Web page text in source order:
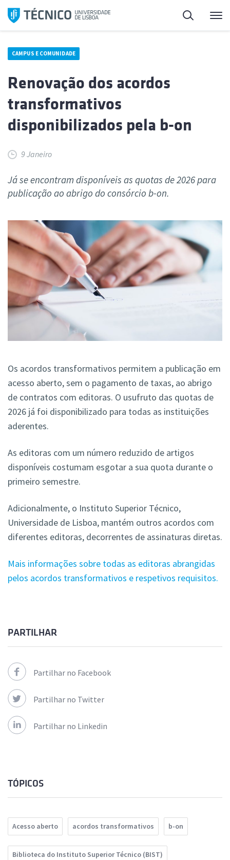
Saltar
para
Pesquisa
CAMPUS E COMUNIDADE
Renovação dos acordos
transformativos
disponibilizados pela b-on
9 Janeiro
Já se encontram disponíveis as quotas de 2026 para
publicação ao abrigo do consórcio b-on.
Os acordos transformativos permitem a publicação em
acesso aberto, sem o pagamento de taxas, ao abrigo
de contratos com editoras. O usufruto das quotas de
2026 já foi disponibilizado para todas as instituições
aderentes.
As editoras com um número reduzido de artigos
disponíveis costumam esgotar a sua quota durante o
primeiro semestre.
Adicionalmente, o Instituto Superior Técnico,
Universidade de Lisboa, mantém outros acordos com
diferentes editoras, decorrentes de assinaturas diretas.
Mais informações sobre todas as editoras abrangidas
pelos acordos transformativos e respetivos requisitos.
PARTILHAR
Partilhar no Facebook
Partilhar no Twitter
Partilhar no Linkedin
TÓPICOS
Acesso aberto acordos transformativos b-on
Biblioteca do Instituto Superior Técnico (BIST)